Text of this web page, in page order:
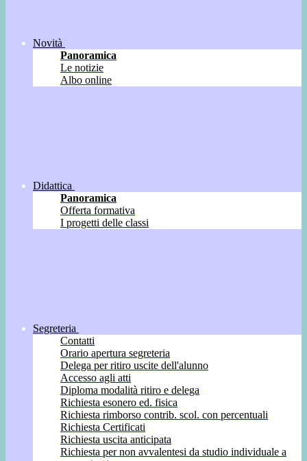
Novità
Panoramica
Le notizie
Albo online
Didattica
Panoramica
Offerta formativa
I progetti delle classi
Segreteria
Contatti
Orario apertura segreteria
Delega per ritiro uscite dell'alunno
Accesso agli atti
Diploma modalità ritiro e delega
Richiesta esonero ed. fisica
Richiesta rimborso contrib. scol. con percentuali
Richiesta Certificati
Richiesta uscita anticipata
Richiesta per non avvalentesi da studio individuale a